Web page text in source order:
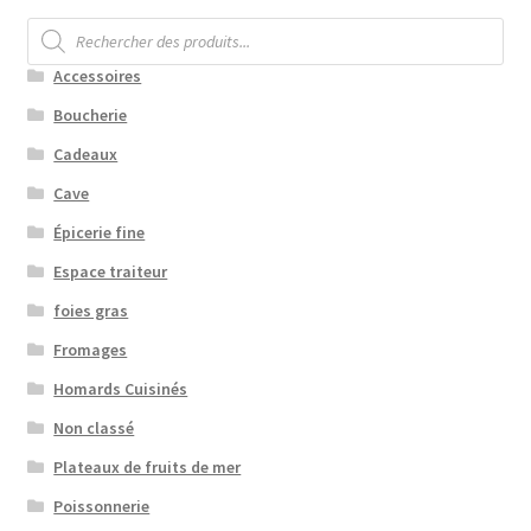
Recherche
de
produits
Accessoires
Boucherie
Cadeaux
Cave
Épicerie fine
Espace traiteur
foies gras
Fromages
Homards Cuisinés
Non classé
Plateaux de fruits de mer
Poissonnerie